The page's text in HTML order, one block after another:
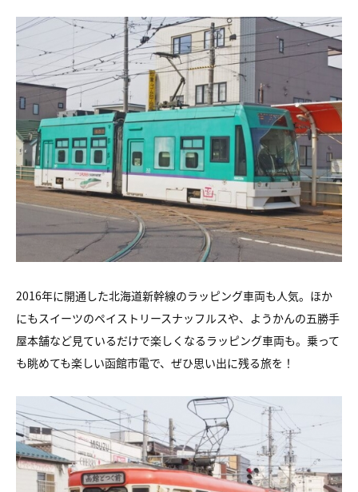
2016年に開通した北海道新幹線のラッピング車両も人気。ほか
にもスイーツのペイストリースナッフルスや、ようかんの五勝手
屋本舗など見ているだけで楽しくなるラッピング車両も。乗って
も眺めても楽しい函館市電で、ぜひ思い出に残る旅を！